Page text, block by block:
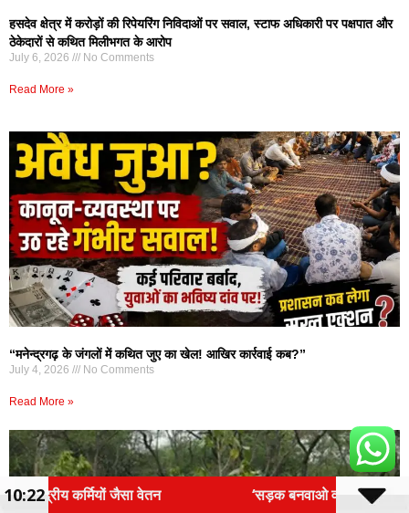
हसदेव क्षेत्र में करोड़ों की रिपेयरिंग निविदाओं पर सवाल, स्टाफ अधिकारी पर पक्षपात और
ठेकेदारों से कथित मिलीभगत के आरोप
July 6, 2026 No Comments
Read More »
“मनेन्द्रगढ़ के जंगलों में कथित जुए का खेल! आखिर कार्रवाई कब?”
July 4, 2026 No Comments
Read More »
‘सड़क बनवाओ वरना कुर्सी से हटवा देंगे’, MP में जर्जर सड़क पर बच्ची ने
10:22